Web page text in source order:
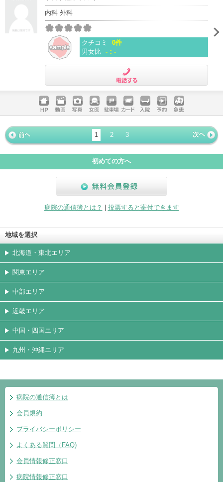
内科 外科
クチコミ
0件
男女比 -：-
ホームペ
ージ
動画 写真 女医 駐車場
クレジッ
トカード
入院 予約 急患
« 前ペー
ジ
1 2
3
次ページ
»
初めての方へ
病院の通信簿とは？
投票すると寄付できます
地域を選択
北海道・東北エリア
関東エリア
中部エリア
近畿エリア
中国・四国エリア
九州・沖縄エリア
病院の通信簿とは
会員規約
プライバシーポリシー
よくある質問（FAQ)
会員情報修正窓口
病院情報修正窓口